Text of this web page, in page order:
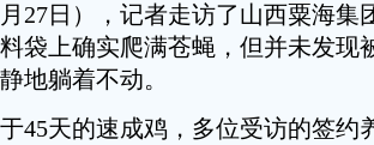
日），记者走访了山西粟海集
袋上确实爬满苍蝇，但并未发现
地躺着不动。
天的速成鸡，多位受访的签约